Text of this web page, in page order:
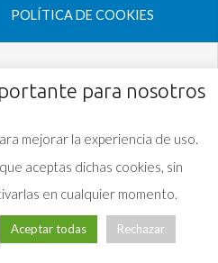
POLÍTICA DE COOKIES
para nosotros
mejorar la experiencia de uso.
aceptas dichas cookies, sin
en cualquier momento.
Aceptar todas Rechazar